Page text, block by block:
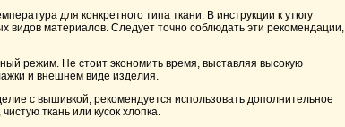
для конкретного типа ткани. В инструкции к утюгу
видов материалов. Следует точно соблюдать эти рекомендации,
режим. Не стоит экономить время, выставляя высокую
и внешнем виде изделия.
с вышивкой, рекомендуется использовать дополнительное
ткань или кусок хлопка.